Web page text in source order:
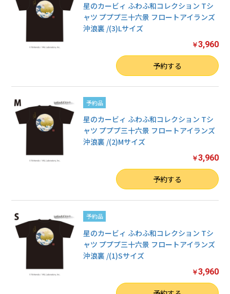
星のカービィ ふわふ和コレクション Tシ
ャツ プププ三十六景 フロートアイランズ
沖浪裏 /(3)Lサイズ
￥3,960
予約する
予約品
星のカービィ ふわふ和コレクション Tシ
ャツ プププ三十六景 フロートアイランズ
沖浪裏 /(2)Mサイズ
￥3,960
予約する
予約品
星のカービィ ふわふ和コレクション Tシ
ャツ プププ三十六景 フロートアイランズ
沖浪裏 /(1)Sサイズ
￥3,960